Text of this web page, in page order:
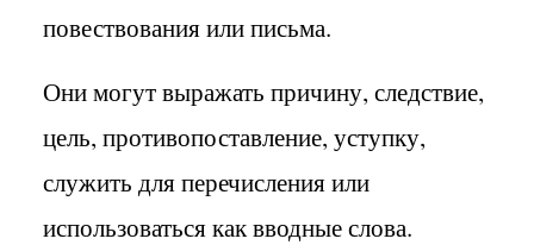
повествования или письма.
Они могут выражать причину, следствие,
цель, противопоставление, уступку,
служить для перечисления или
использоваться как вводные слова.